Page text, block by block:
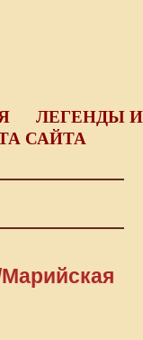
ЛЕГЕНДЫ И
САЙТА